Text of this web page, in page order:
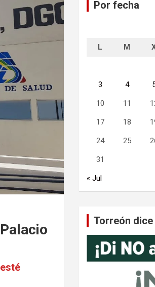
Por fecha
L M
3 4
10 11
17 18
24 25
31
« Jul
Torreón dice